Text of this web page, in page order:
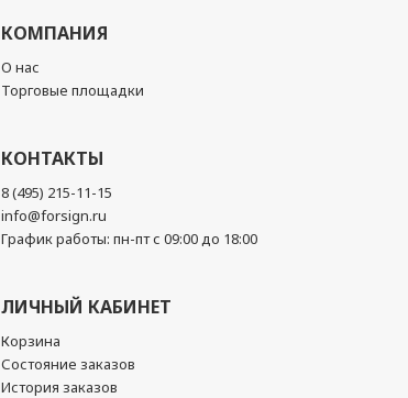
КОМПАНИЯ
О нас
Торговые площадки
КОНТАКТЫ
8 (495) 215-11-15
info@forsign.ru
График работы: пн-пт с 09:00 до 18:00
ЛИЧНЫЙ КАБИНЕТ
Корзина
Состояние заказов
История заказов